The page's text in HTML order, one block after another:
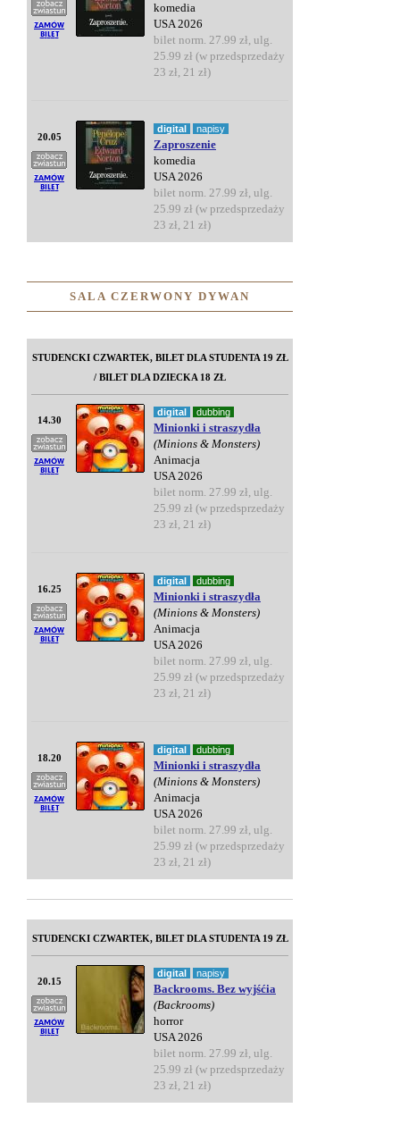
komedia
USA 2026
bilet norm. 27.99 zł, ulg.
25.99 zł (w przedsprzedaży
23 zł, 21 zł)
20.05
digital napisy
Zaproszenie
komedia
USA 2026
bilet norm. 27.99 zł, ulg.
25.99 zł (w przedsprzedaży
23 zł, 21 zł)
SALA CZERWONY DYWAN
STUDENCKI CZWARTEK, BILET DLA STUDENTA 19 ZŁ
/ BILET DLA DZIECKA 18 ZŁ
14.30
digital dubbing
Minionki i straszydła
(Minions & Monsters)
Animacja
USA 2026
bilet norm. 27.99 zł, ulg.
25.99 zł (w przedsprzedaży
23 zł, 21 zł)
16.25
digital dubbing
Minionki i straszydła
(Minions & Monsters)
Animacja
USA 2026
bilet norm. 27.99 zł, ulg.
25.99 zł (w przedsprzedaży
23 zł, 21 zł)
18.20
digital dubbing
Minionki i straszydła
(Minions & Monsters)
Animacja
USA 2026
bilet norm. 27.99 zł, ulg.
25.99 zł (w przedsprzedaży
23 zł, 21 zł)
STUDENCKI CZWARTEK, BILET DLA STUDENTA 19 ZŁ
20.15
digital napisy
Backrooms. Bez wyjśćia
(Backrooms)
horror
USA 2026
bilet norm. 27.99 zł, ulg.
25.99 zł (w przedsprzedaży
23 zł, 21 zł)